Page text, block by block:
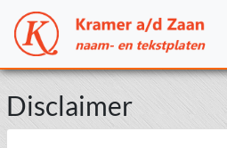
Disclaimer